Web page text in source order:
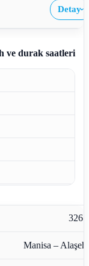
Detay›
ve durak saatleri
Manisa –